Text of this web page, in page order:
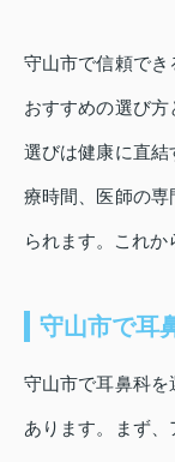
守山市で信頼で
おすすめの選び
選びは健康に直
療時間、医師の
られます。これか
守山市で耳
守山市で耳鼻科
あります。まず